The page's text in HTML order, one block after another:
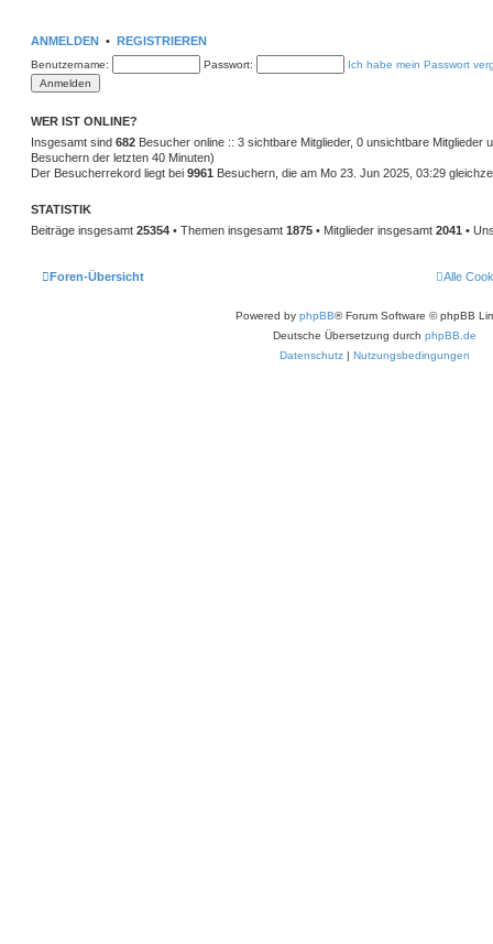
ANMELDEN • REGISTRIEREN
Benutzername: Passwort: Ich habe mein Passwort
WER IST ONLINE?
Insgesamt sind 682 Besucher online :: 3 sichtbare Mitglieder, 0 unsichtbare Mitglieder
Besuchern der letzten 40 Minuten)
Der Besucherrekord liegt bei 9961 Besuchern, die am Mo 23. Jun 2025, 03:29
STATISTIK
Beiträge insgesamt 25354 • Themen insgesamt 1875 • Mitglieder insgesamt 2041 •
Foren-Übersicht Alle
Powered by phpBB® Forum Software © phpBB
Deutsche Übersetzung durch phpBB.de
Datenschutz | Nutzungsbedingungen